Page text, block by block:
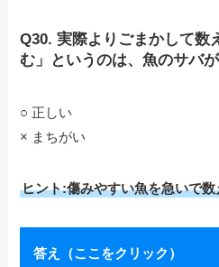
Q30. 実際よりごまかして数
む」というのは、魚のサバ
○ 正しい
× まちがい
ヒント:傷みやすい魚を急いで
答え（ここをクリック）